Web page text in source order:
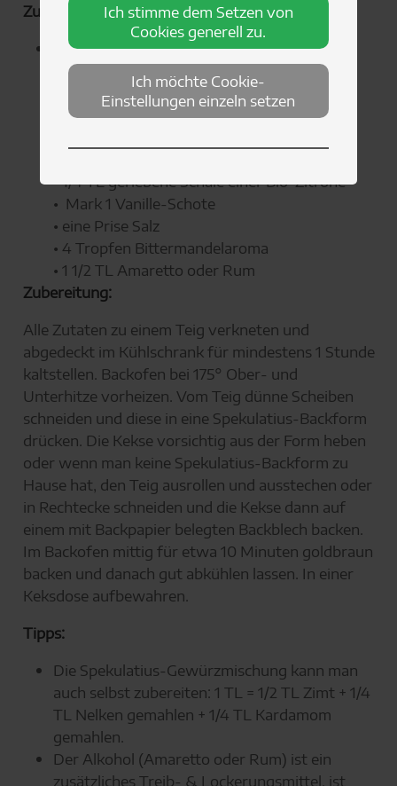
Zutaten:
250 g Weizenmehl
• 100 g Puderzucker
• 1 TL Backpulver
• 125 g Pflanzenmargarine (z.B. Alsan)
• 1/4 TL geriebene Schale einer Bio-Zitrone
• Mark 1 Vanille-Schote
• eine Prise Salz
• 4 Tropfen Bittermandelaroma
• 1 1/2 TL Amaretto oder Rum
Zubereitung:
Alle Zutaten zu einem Teig verkneten und
abgedeckt im Kühlschrank für mindestens 1 Stunde
kaltstellen. Backofen bei 175° Ober- und
Unterhitze vorheizen. Vom Teig dünne Scheiben
schneiden und diese in eine Spekulatius-Backform
drücken. Die Kekse vorsichtig aus der Form heben
oder wenn man keine Spekulatius-Backform zu
Hause hat, den Teig ausrollen und ausstechen oder
in Rechtecke schneiden und die Kekse dann auf
einem mit Backpapier belegten Backblech backen.
Im Backofen mittig für etwa 10 Minuten goldbraun
backen und danach gut abkühlen lassen. In einer
Keksdose aufbewahren.
Tipps:
Die Spekulatius-Gewürzmischung kann man
auch selbst zubereiten: 1 TL = 1/2 TL Zimt + 1/4
TL Nelken gemahlen + 1/4 TL Kardamom
gemahlen.
Der Alkohol (Amaretto oder Rum) ist ein
zusätzliches Treib- & Lockerungsmittel, ist
Ich stimme dem Setzen von
Cookies generell zu.
Ich möchte Cookie-
Einstellungen einzeln setzen